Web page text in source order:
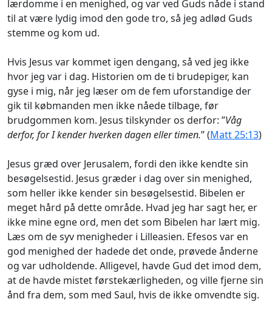
lærdomme i en menighed, og var ved Guds nåde i stand
til at være lydig imod den gode tro, så jeg adlød Guds
stemme og kom ud.
Hvis Jesus var kommet igen dengang, så ved jeg ikke
hvor jeg var i dag. Historien om de ti brudepiger, kan
gyse i mig, når jeg læser om de fem uforstandige der
gik til købmanden men ikke nåede tilbage, før
brudgommen kom. Jesus tilskynder os derfor: ”Våg
derfor, for I kender hverken dagen eller timen.” (Matt 25:13)
Jesus græd over Jerusalem, fordi den ikke kendte sin
besøgelsestid. Jesus græder i dag over sin menighed,
som heller ikke kender sin besøgelsestid. Bibelen er
meget hård på dette område. Hvad jeg har sagt her, er
ikke mine egne ord, men det som Bibelen har lært mig.
Læs om de syv menigheder i Lilleasien. Efesos var en
god menighed der hadede det onde, prøvede ånderne
og var udholdende. Alligevel, havde Gud det imod dem,
at de havde mistet førstekærligheden, og ville fjerne sin
ånd fra dem, som med Saul, hvis de ikke omvendte sig.